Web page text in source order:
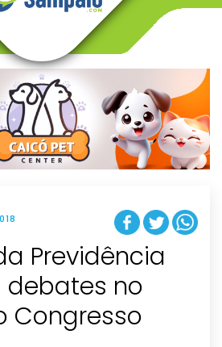
v
g
t
i
o
n
Previdência
no
Congresso